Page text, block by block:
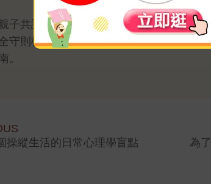
子共讀樂趣。透過情境討論與日常對話
守則檢核表」進行演練，讓孩子在面對
。
操縱生活的日常心理學盲點
為